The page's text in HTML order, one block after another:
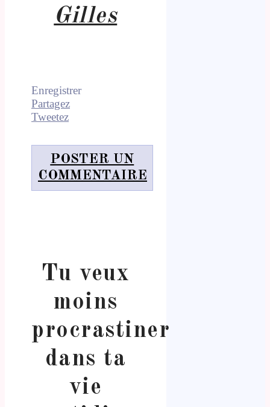
Gilles
Enregistrer
Partagez
Tweetez
POSTER UN
COMMENTAIRE
Tu veux
moins
procrastiner
dans ta
vie